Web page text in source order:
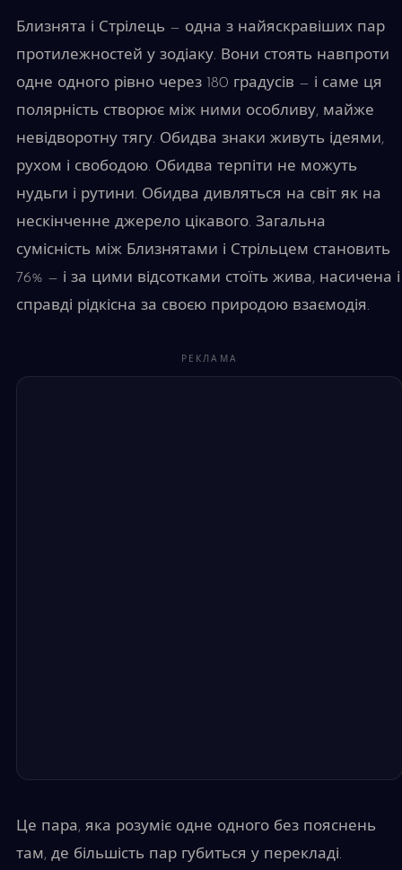
Близнята і Стрілець — одна з найяскравіших пар
протилежностей у зодіаку. Вони стоять навпроти
одне одного рівно через 180 градусів — і саме ця
полярність створює між ними особливу, майже
невідворотну тягу. Обидва знаки живуть ідеями,
рухом і свободою. Обидва терпіти не можуть
нудьги і рутини. Обидва дивляться на світ як на
нескінченне джерело цікавого. Загальна
сумісність між Близнятами і Стрільцем становить
76% — і за цими відсотками стоїть жива, насичена і
справді рідкісна за своєю природою взаємодія.
РЕКЛАМА
Це пара, яка розуміє одне одного без пояснень
там, де більшість пар губиться у перекладі.